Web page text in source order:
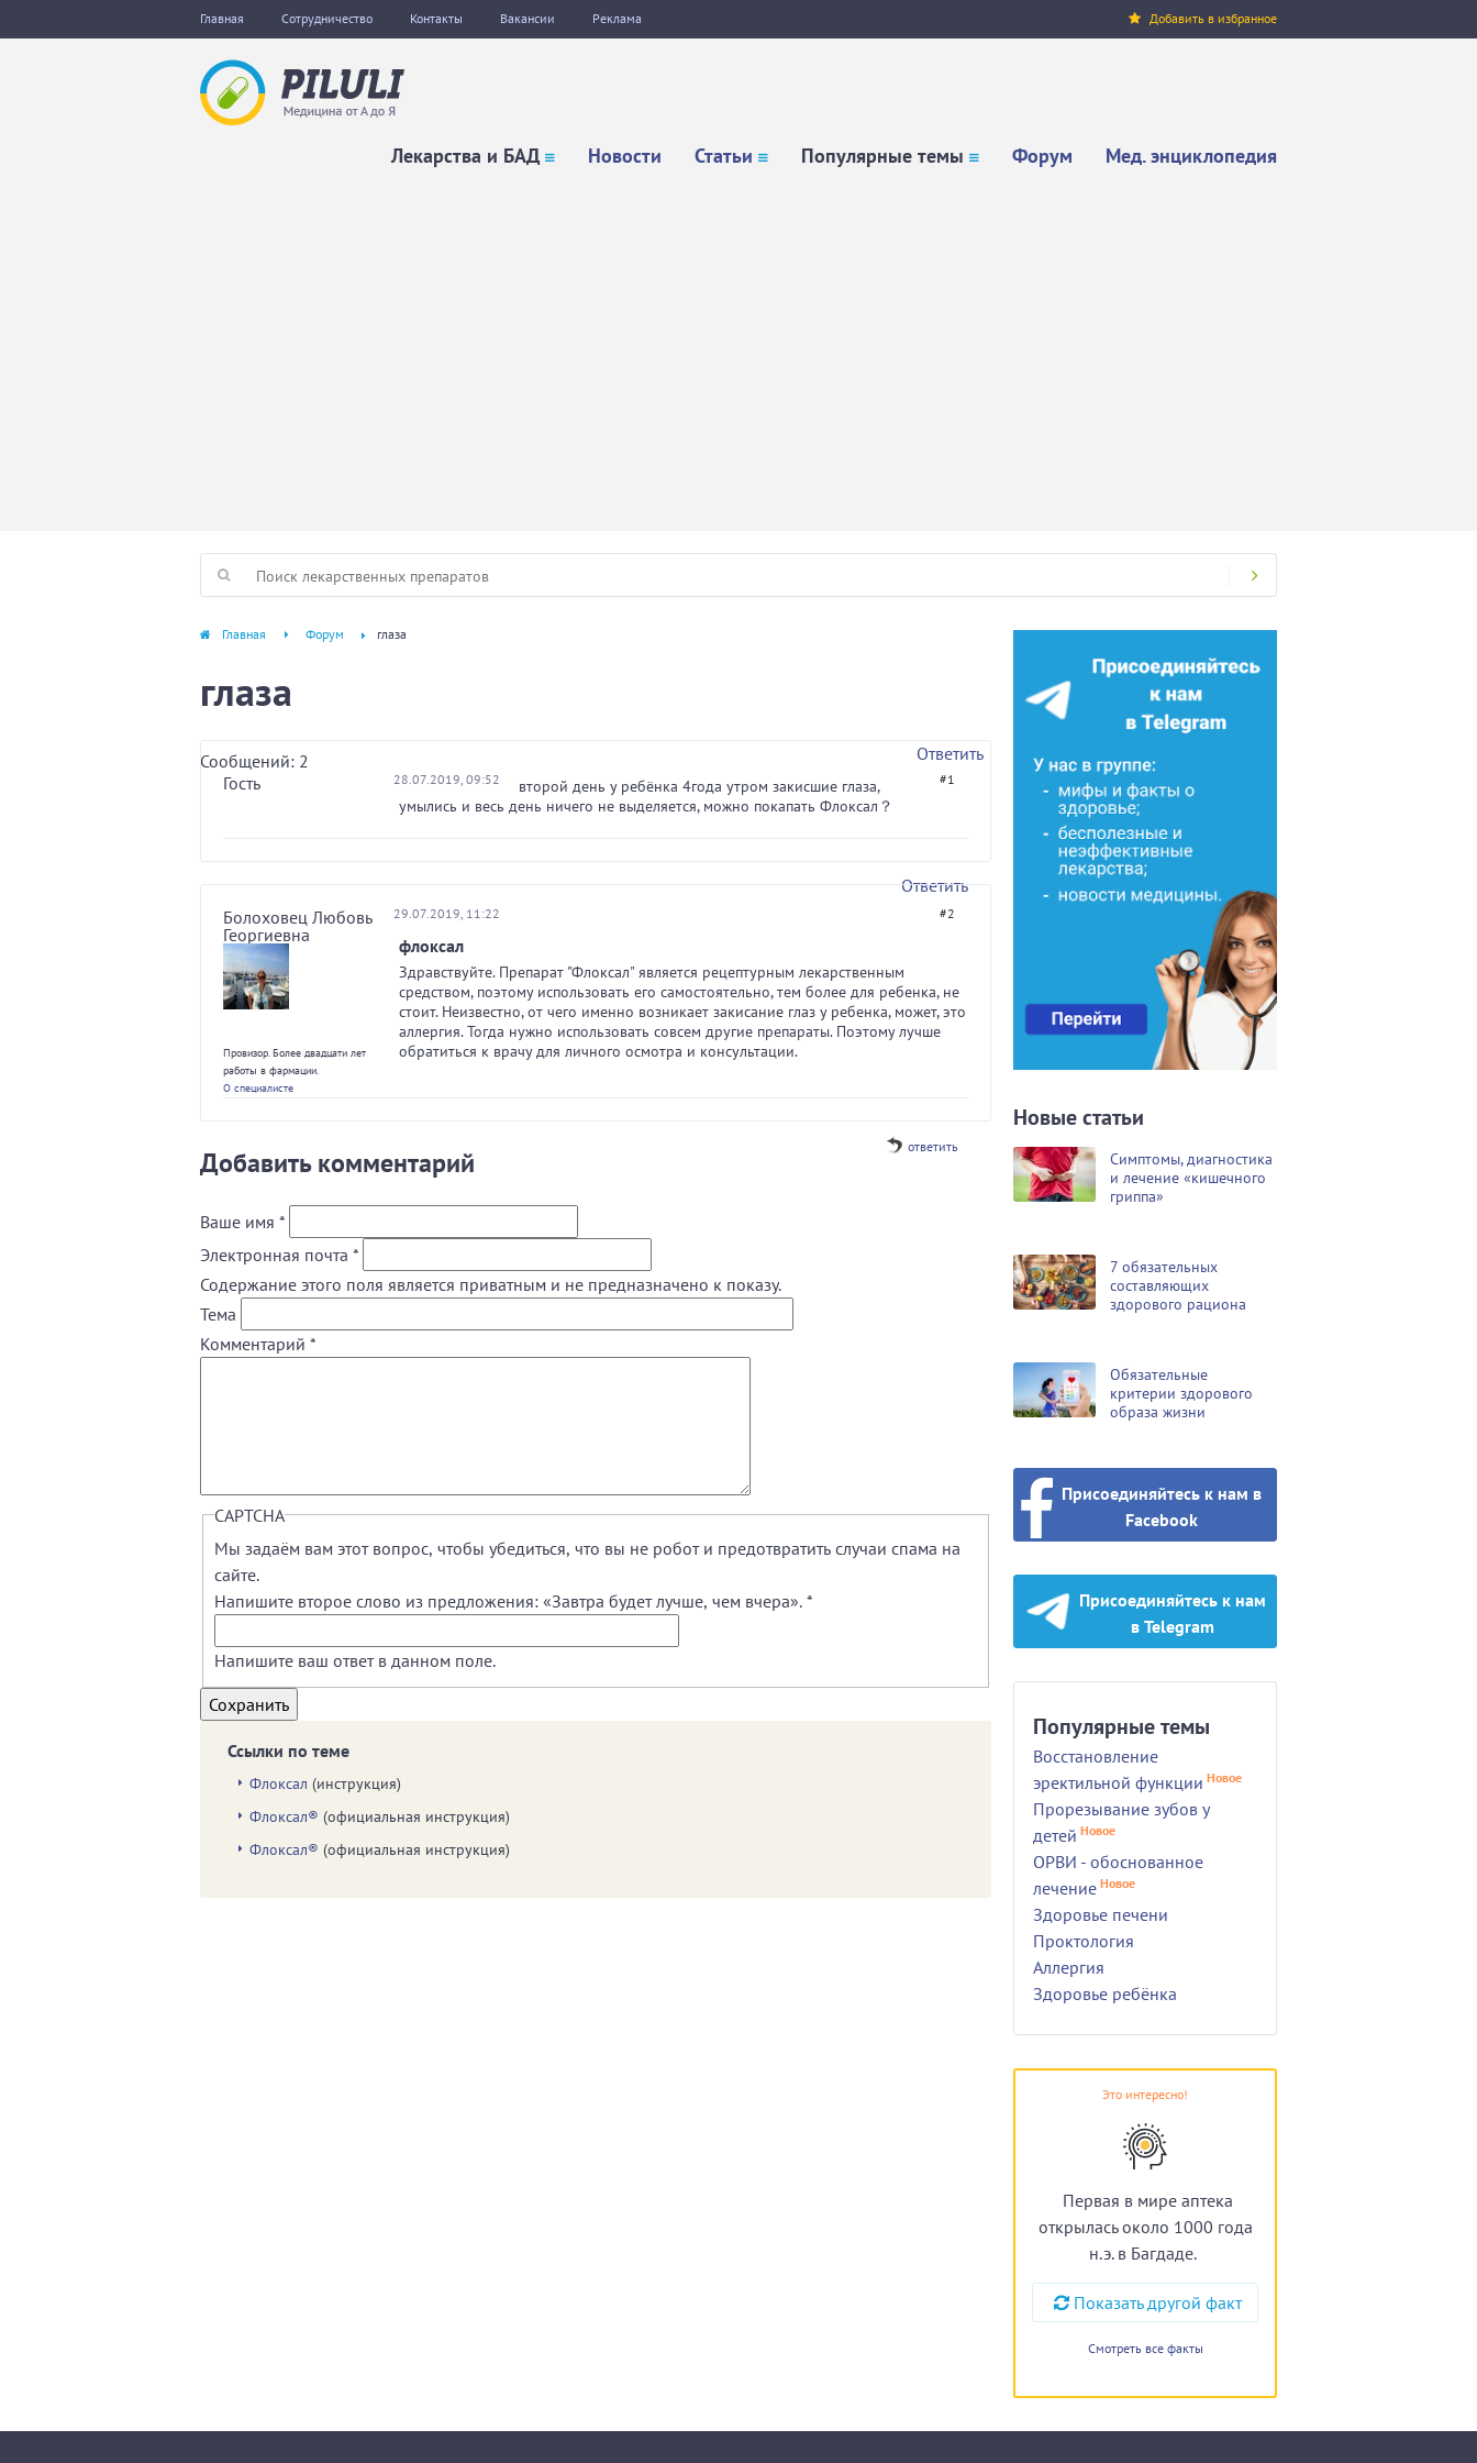
Главная Сотрудничество Контакты Вакансии Реклама Добавить в избранное
Лекарства и БАД Новости Статьи Популярные темы Форум Мед. энциклопедия
Главная Форум глаза
глаза
Сообщений: 2
Ответить
Гость
28.07.2019, 09:52 #1
второй день у ребёнка 4года утром закисшие глаза,
умылись и весь день ничего не выделяется, можно покапать Флоксал？
Ответить
Болоховец Любовь
Георгиевна
Провизор. Более двадцати лет
работы в фармации.
О специалисте
29.07.2019, 11:22 #2
флоксал
Здравствуйте. Препарат "Флоксал" является рецептурным лекарственным
средством, поэтому использовать его самостоятельно, тем более для ребенка, не
стоит. Неизвестно, от чего именно возникает закисание глаз у ребенка, может, это
аллергия. Тогда нужно использовать совсем другие препараты. Поэтому лучше
обратиться к врачу для личного осмотра и консультации.
ответить
Добавить комментарий
Ваше имя *
Электронная почта *
Содержание этого поля является приватным и не предназначено к показу.
Тема
Комментарий *
CAPTCHA
Мы задаём вам этот вопрос, чтобы убедиться, что вы не робот и предотвратить случаи спама на
сайте.
Напишите второе слово из предложения: «Завтра будет лучше, чем вчера». *
Напишите ваш ответ в данном поле.
Ссылки по теме
Флоксал (инструкция)
Флоксал® (официальная инструкция)
Флоксал® (официальная инструкция)
Новые статьи
Симптомы, диагностика
и лечение «кишечного
гриппа»
7 обязательных
составляющих
здорового рациона
Обязательные
критерии здорового
образа жизни
Присоединяйтесь к нам в
Facebook
Присоединяйтесь к нам
в Telegram
Популярные темы
Восстановление
эректильной функции Новое
Прорезывание зубов у
детей Новое
ОРВИ - обоснованное
лечение Новое
Здоровье печени
Проктология
Аллергия
Здоровье ребёнка
Это интересно!
Первая в мире аптека
открылась около 1000 года
н.э. в Багдаде.
Показать другой факт
Смотреть все факты